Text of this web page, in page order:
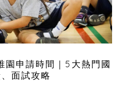
申請時間｜5大熱門國
面試攻略